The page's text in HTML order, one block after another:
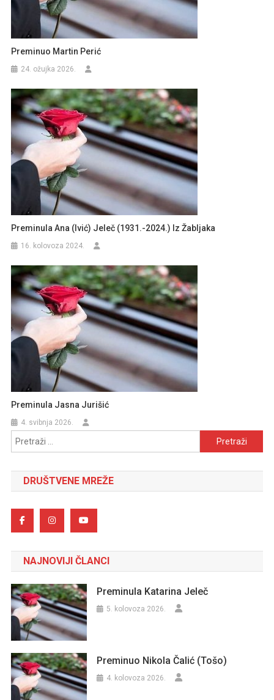
Preminuo Martin Perić
24. ožujka 2026.
Preminula Ana (Ivić) Jeleč (1931.-2024.) Iz Žabljaka
16. kolovoza 2024.
Preminula Jasna Jurišić
4. svibnja 2026.
Pretraži:
DRUŠTVENE MREŽE
NAJNOVIJI ČLANCI
Preminula Katarina Jeleč
5. kolovoza 2026.
Preminuo Nikola Čalić (Tošo)
4. kolovoza 2026.